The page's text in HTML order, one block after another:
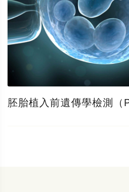
胚胎植入前遺傳學檢測（